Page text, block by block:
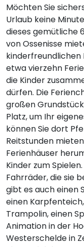
Möchten Sie
Urlaub keine
dieses gemütliche
von Ossenisse
etwa vierzehn
die Kinder
dürfen. Die
großen
Platz, um Ihr
können Sie dort
Reitstunden
Ferienhäuser
Kinder zum
Fahrräder, die sie
gibt es auch einen
einen
Trampolin, einen
Animation in der
Westerschelde in